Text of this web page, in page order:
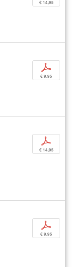
€ 14,95
p
€ 9,95
p
€ 14,95
p
€ 9,95